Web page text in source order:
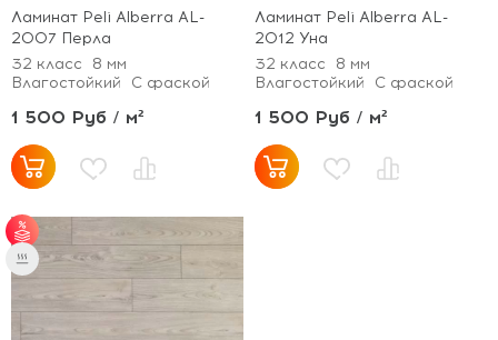
Ламинат Peli Alberra AL-
2007 Перла
32 класс
8 мм
Влагостойкий
С фаской
1 500 Руб / м²
Ламинат Peli Alberra AL-
2012 Уна
32 класс
8 мм
Влагостойкий
С фаской
1 500 Руб / м²
от 50 м² - скидка 5%;
от 70 м² - скидка 7%;
от 100 м² - скидка